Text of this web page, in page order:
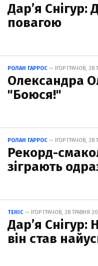
Дар’я
повагою
РОЛАН ГАРРОС — ІГОР ГРАЧОВ, 28
Олександра
"Боюся!"
РОЛАН ГАРРОС — ІГОР ГРАЧОВ, 28
Рекорд-
зіграють
ТЕНІС — ІГОР ГРАЧОВ, 28 ТРАВНЯ
Дар’я Снігур:
він став